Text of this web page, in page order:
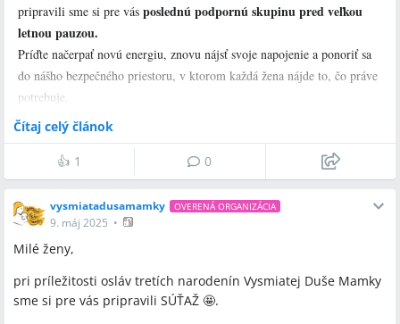
pripravili sme si pre vás poslednú podpornú skupinu pred veľkou
letnou pauzou.
Príďte načerpať novú energiu, znovu nájsť svoje napojenie a ponoriť sa
do nášho bezpečného priestoru, v ktorom každá žena nájde to, čo práve
potrebuje.
Uvidíme sa vo štvrtok 12. júna o 10:00.
Hodinová podporná skupina bude vedená psychologičkou Mgr. Ankou
Hubčíkovou.Svoje miesto si môžete rezervovať prostredníctvom e-
mailu:info@vydumamky.sk.Skupina bude prebiehať cez
videoplatformu Google Meet.
Vysmiata Duša Mamky
Čítaj celý článok
👍 1 0
vysmiatadusamamky OVERENÁ ORGANIZÁCIA
9. máj 2025 •
Milé ženy,
pri príležitosti osláv tretích narodenín Vysmiatej Duše Mamky
sme si pre vás pripravili SÚŤAŽ 🤩.